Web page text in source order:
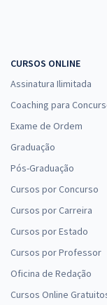
CURSOS ONLINE
Assinatura Ilimitada
Coaching para
Exame de Ordem
Graduação
Pós-Graduação
Cursos por Concurso
Cursos por Carreira
Cursos por Estado
Cursos por Professor
Oficina de Redação
Cursos Online